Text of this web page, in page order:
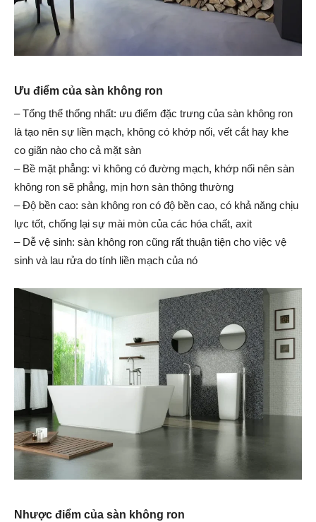
Ưu điểm của sàn không ron
– Tổng thể thống nhất: ưu điểm đặc trưng của sàn không ron
là tạo nên sự liền mạch, không có khớp nối, vết cắt hay khe
co giãn nào cho cả mặt sàn
– Bề mặt phẳng: vì không có đường mạch, khớp nối nên sàn
không ron sẽ phẳng, mịn hơn sàn thông thường
– Độ bền cao: sàn không ron có độ bền cao, có khả năng chịu
lực tốt, chống lại sự mài mòn của các hóa chất, axit
– Dễ vệ sinh: sàn không ron cũng rất thuận tiện cho việc vệ
sinh và lau rửa do tính liền mạch của nó
Nhược điểm của sàn không ron